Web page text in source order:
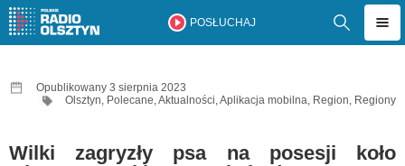
POSŁUCHAJ
Opublikowany 3 sierpnia 2023
Olsztyn, Polecane,Aktualności,Aplikacja mobilna, Region, Regiony
Wilki zagryzły psa na posesji koło